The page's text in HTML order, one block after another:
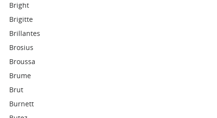
Bright
Brigitte
Brillantes
Brosius
Broussa
Brume
Brut
Burnett